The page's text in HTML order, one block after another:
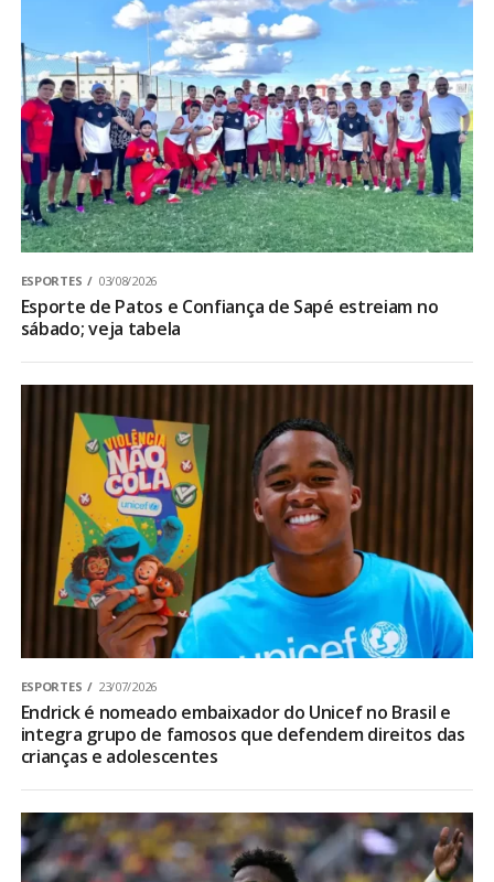
ESPORTES 03/08/2026
Esporte de Patos e Confiança de Sapé estreiam no
sábado; veja tabela
ESPORTES 23/07/2026
Endrick é nomeado embaixador do Unicef no Brasil e
integra grupo de famosos que defendem direitos das
crianças e adolescentes